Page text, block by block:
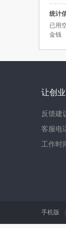
统计
已用
金钱
让创
反馈建
客服电
工作时
手机版